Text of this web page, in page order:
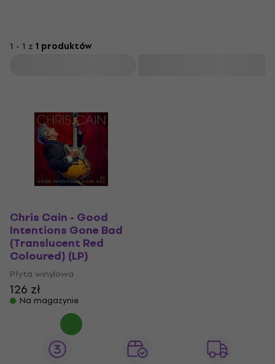
1 - 1 z 1 produktów
Chris Cain - Good
Intentions Gone Bad
(Translucent Red
Coloured) (LP)
Płyta winylowa
126 zł
Na magazynie